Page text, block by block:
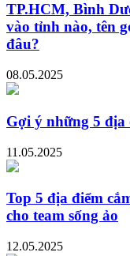
TP.HCM, Bình
vào tỉnh nào, tên
đâu?
08.05.2025
Gợi ý những 5
11.05.2025
Top 5 địa điểm
cho team sống ảo
12.05.2025